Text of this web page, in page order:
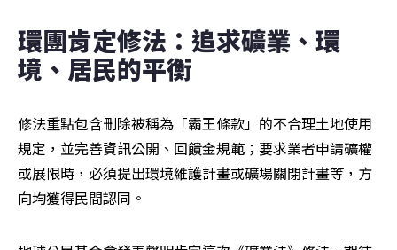
環團肯定修法：追求礦業、環
境、居民的平衡
修法重點包含刪除被稱為「霸王條款」的不合理土地使用
規定，並完善資訊公開、回饋金規範；要求業者申請礦權
或展限時，必須提出環境維護計畫或礦場關閉計畫等，方
向均獲得民間認同。